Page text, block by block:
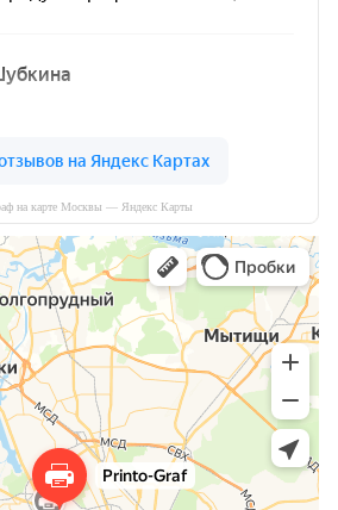
на карте Москвы — Яндекс Карты